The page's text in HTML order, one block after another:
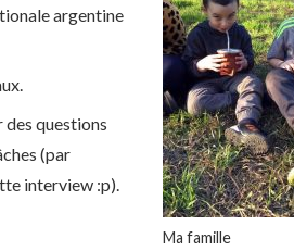
Ma famille
argentine
des questions
(par
interview :p).